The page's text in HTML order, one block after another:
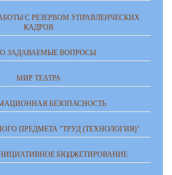
С РЕЗЕРВОМ УПРАВЛЕНЧЕСКИХ
КАДРОВ
ЗАДАВАЕМЫЕ ВОПРОСЫ
МИР ТЕАТРА
БЕЗОПАСНОСТЬ
ПРЕДМЕТА "ТРУД (ТЕХНОЛОГИЯ)"
БЮДЖЕТИРОВАНИЕ